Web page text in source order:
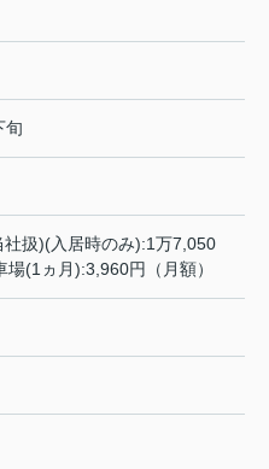
旬
社扱)(入居時のみ):1万7,050
(1ヵ月):3,960円（月額）